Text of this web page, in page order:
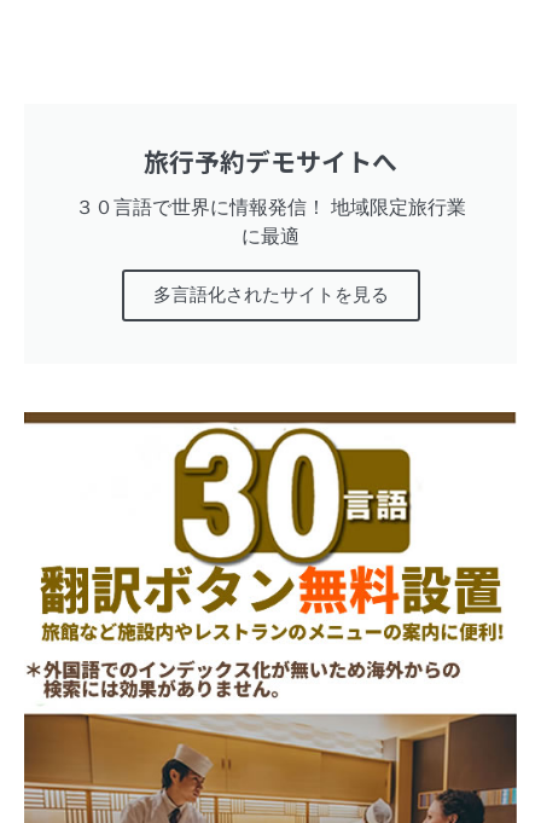
旅行予約デモサイトへ
３０言語で世界に情報発信！ 地域限定旅行業
に最適
多言語化されたサイトを見る